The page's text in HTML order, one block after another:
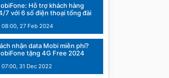
Hỗ trợ khách hàng
7 với 6 số điện thoại tổng đài
08:00, 27 Feb 2024
nhận data Mobi miễn phí?
tặng 4G Free 2024
07:00, 31 Dec 2022